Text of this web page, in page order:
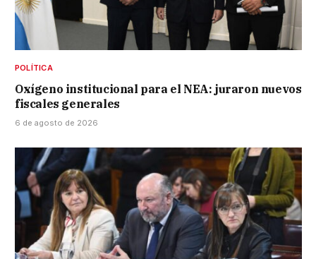
POLÍTICA
Oxígeno institucional para el NEA: juraron nuevos
fiscales generales
6 de agosto de 2026